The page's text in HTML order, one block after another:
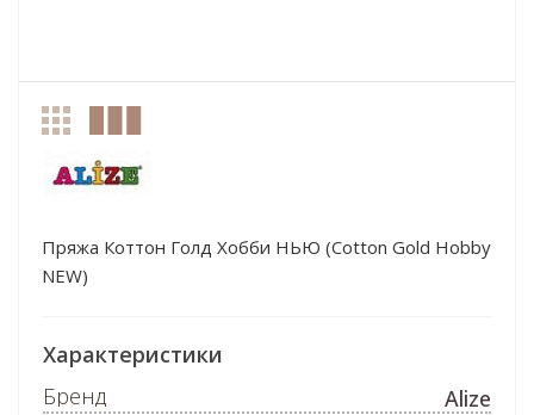
Пряжа Коттон Голд Хобби НЬЮ (Cotton Gold Hobby
NEW)
Характеристики
Бренд
Alize